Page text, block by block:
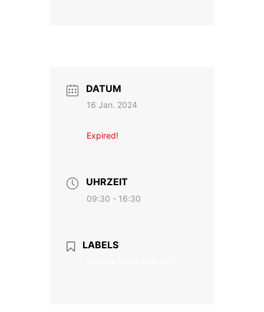
DATUM
16 Jan. 2024
Expired!
UHRZEIT
09:30 - 16:30
LABELS